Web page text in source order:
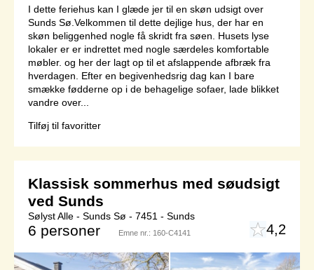
I dette feriehus kan I glæde jer til en skøn udsigt over
Sunds Sø.Velkommen til dette dejlige hus, der har en
skøn beliggenhed nogle få skridt fra søen. Husets lyse
lokaler er er indrettet med nogle særdeles komfortable
møbler. og her der lagt op til et afslappende afbræk fra
hverdagen. Efter en begivenhedsrig dag kan I bare
smække fødderne op i de behagelige sofaer, lade blikket
vandre over...
Tilføj til favoritter
Klassisk sommerhus med søudsigt
ved Sunds
Sølyst Alle - Sunds Sø - 7451 - Sunds
6 personer Emne nr.: 160-C4141 4,2